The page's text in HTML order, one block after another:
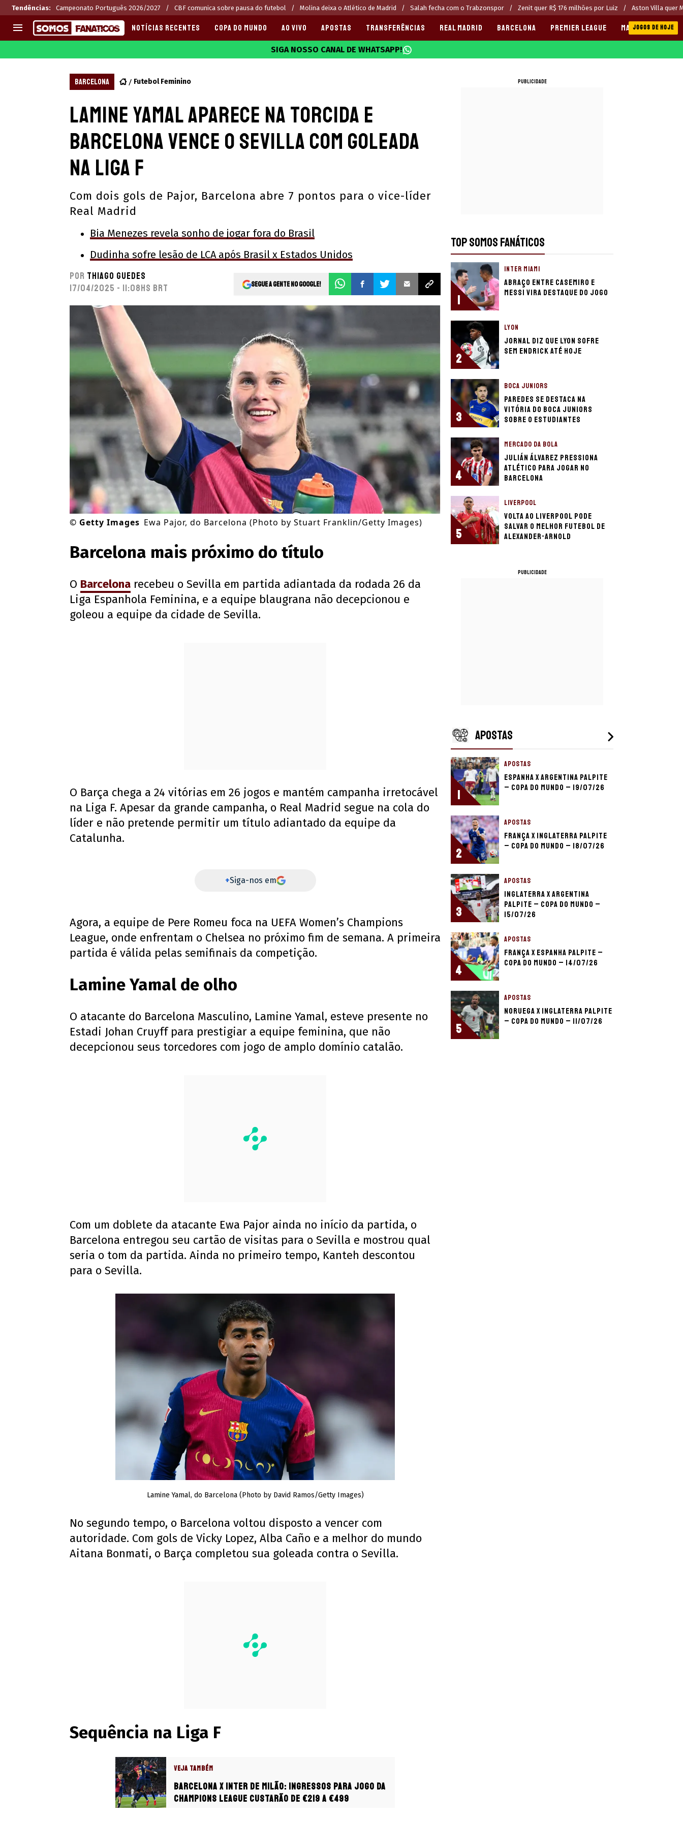
Tendências: Campeonato Português 2026/2027 CBF comunica sobre pausa do futebol Molina deixa o Atlético de Madrid Salah fecha com o Trabzonspor Zenit quer R$ 176 milhões por Luiz Aston Villa quer
CHAMPIONS LEAGUE
PREMIER LEAGUE
LIGA PORTUGUESA
Melhores sites de apostas 2025
CASAS DE APOSTAS
CÓDIGOS e OFERTAS
APPS
NOTÍCIAS RECENTES COPA DO MUNDO AO VIVO APOSTAS TRANSFERÊNCIAS REAL MADRID BARCELONA PREMIER LEAGUE MANCHESTER CITY
JOGOS DE HOJE
SIGA NOSSO CANAL DE WHATSAPP!
BARCELONA Futebol Feminino
Lamine Yamal aparece na torcida e
Barcelona vence o Sevilla com goleada
na Liga F
Com dois gols de Pajor, Barcelona abre 7 pontos para o vice-líder
Real Madrid
Bia Menezes revela sonho de jogar fora do Brasil
Dudinha sofre lesão de LCA após Brasil x Estados Unidos
Por Thiago Guedes
17/04/2025 - 11:08hs BRT
Segue a gente no Google!
© Getty Images Ewa Pajor, do Barcelona (Photo by Stuart Franklin/Getty Images)
Barcelona mais próximo do título
O Barcelona recebeu o Sevilla em partida adiantada da rodada 26 da
Liga Espanhola Feminina, e a equipe blaugrana não decepcionou e
goleou a equipe da cidade de Sevilla.
O Barça chega a 24 vitórias em 26 jogos e mantém campanha irretocável
na Liga F. Apesar da grande campanha, o Real Madrid segue na cola do
líder e não pretende permitir um título adiantado da equipe da
Catalunha.
+Siga-nos em
Agora, a equipe de Pere Romeu foca na UEFA Women’s Champions
League, onde enfrentam o Chelsea no próximo fim de semana. A primeira
partida é válida pelas semifinais da competição.
Lamine Yamal de olho
O atacante do Barcelona Masculino, Lamine Yamal, esteve presente no
Estadi Johan Cruyff para prestigiar a equipe feminina, que não
decepcionou seus torcedores com jogo de amplo domínio catalão.
Com um doblete da atacante Ewa Pajor ainda no início da partida, o
Barcelona entregou seu cartão de visitas para o Sevilla e mostrou qual
seria o tom da partida. Ainda no primeiro tempo, Kanteh descontou
para o Sevilla.
Lamine Yamal, do Barcelona (Photo by David Ramos/Getty Images)
No segundo tempo, o Barcelona voltou disposto a vencer com
autoridade. Com gols de Vicky Lopez, Alba Caño e a melhor do mundo
Aitana Bonmati, o Barça completou sua goleada contra o Sevilla.
Sequência na Liga F
VEJA TAMBÉM
Barcelona x Inter de Milão: Ingressos para jogo da
Champions League custarão de €219 a €499
PUBLICIDADE
TOP SOMOS FANÁTICOS
1
INTER MIAMI
Abraço entre Casemiro e
Messi vira destaque do jogo
2
LYON
Jornal diz que Lyon sofre
sem Endrick até hoje
3
BOCA JUNIORS
Paredes se destaca na
vitória do Boca Juniors
sobre o Estudiantes
4
MERCADO DA BOLA
Julián Álvarez pressiona
Atlético para jogar no
Barcelona
5
LIVERPOOL
Volta ao Liverpool pode
salvar o melhor futebol de
Alexander-Arnold
PUBLICIDADE
APOSTAS
1
APOSTAS
Espanha x Argentina palpite
– Copa do Mundo – 19/07/26
2
APOSTAS
França x Inglaterra palpite
– Copa do Mundo – 18/07/26
3
APOSTAS
Inglaterra x Argentina
palpite – Copa do Mundo –
15/07/26
4
APOSTAS
França x Espanha palpite –
Copa do Mundo – 14/07/26
5
APOSTAS
Noruega x Inglaterra palpite
– Copa do Mundo – 11/07/26